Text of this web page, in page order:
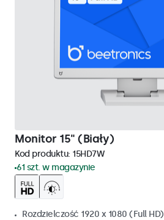
Monitor 15" (Biały)
Kod produktu: 15HD7W
61 szt. w magazynie
Rozdzielczość 1920 x 1080 (Full HD)